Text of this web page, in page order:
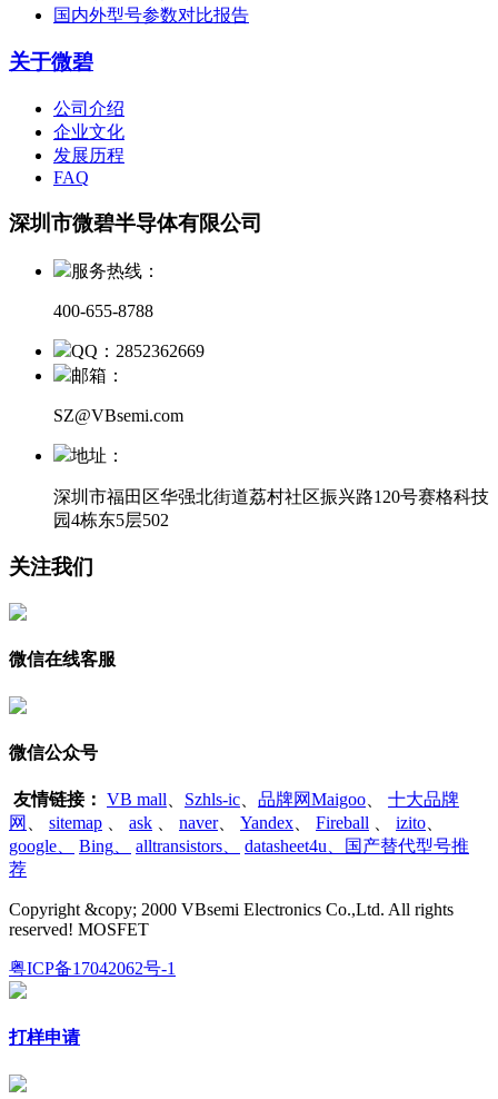
国内外型号参数对比报告
关于微碧
公司介绍
企业文化
发展历程
FAQ
深圳市微碧半导体有限公司
服务热线：
400-655-8788
QQ：2852362669
邮箱：
SZ@VBsemi.com
地址：
深圳市福田区华强北街道荔村社区振兴路120号赛格科技
园4栋东5层502
关注我们
微信在线客服
微信公众号
友情链接： VB mall Szhls-ic 品牌网Maigoo
十大品牌
网
sitemap ask naver、 Yandex Fireball izito
google
Bing alltransistors
datasheet4u、国产替代型号推
荐
Copyright &copy; 2000 VBsemi Electronics Co.,Ltd. All rights
reserved! MOSFET
粤ICP备17042062号-1
打样申请